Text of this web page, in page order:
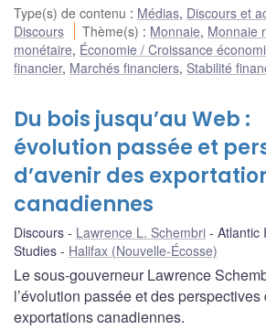
Type(s) de contenu : Médias, Discours et
Discours
Thème(s) : Monnaie, Monnaie
monétaire, Économie / Croissance
financier, Marchés financiers, Stabilité
Du bois jusqu’au Web :
évolution passée et
d’avenir des
canadiennes
Discours Lawrence L. Schembri
Atlantic
Studies
Halifax (Nouvelle-Écosse)
Le sous-gouverneur Lawrence
l’évolution passée et des perspectives
exportations canadiennes.